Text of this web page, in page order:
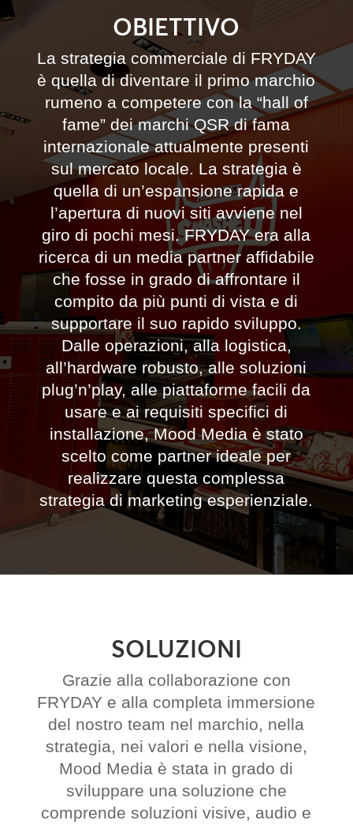
OBIETTIVO
La strategia commerciale di FRYDAY
è quella di diventare il primo marchio
rumeno a competere con la “hall of
fame” dei marchi QSR di fama
internazionale attualmente presenti
sul mercato locale. La strategia è
quella di un’espansione rapida e
l’apertura di nuovi siti avviene nel
giro di pochi mesi. FRYDAY era alla
ricerca di un media partner affidabile
che fosse in grado di affrontare il
compito da più punti di vista e di
supportare il suo rapido sviluppo.
Dalle operazioni, alla logistica,
all’hardware robusto, alle soluzioni
plug’n’play, alle piattaforme facili da
usare e ai requisiti specifici di
installazione, Mood Media è stato
scelto come partner ideale per
realizzare questa complessa
strategia di marketing esperienziale.
SOLUZIONI
Grazie alla collaborazione con
FRYDAY e alla completa immersione
del nostro team nel marchio, nella
strategia, nei valori e nella visione,
Mood Media è stata in grado di
sviluppare una soluzione che
comprende soluzioni visive, audio e